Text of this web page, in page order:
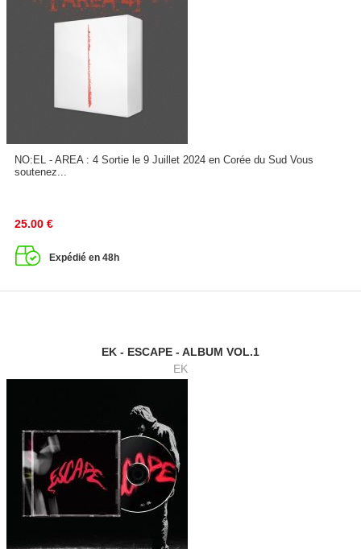
NO:EL - AREA : 4 Sortie le 9 Juillet 2024 en Corée du Sud Vous
soutenez...
25.00 €
Expédié en 48h
EK - ESCAPE - ALBUM VOL.1
EK